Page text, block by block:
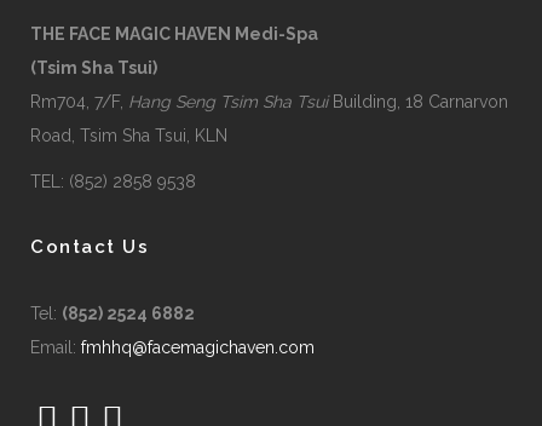
THE FACE MAGIC HAVEN Medi-Spa
(Tsim Sha Tsui)
Rm704, 7/F, Hang Seng Tsim Sha TsuiBuilding, 18 Carnarvon
Road, Tsim Sha Tsui, KLN
TEL: (852) 2858 9538
Contact Us
Tel: (852) 2524 6882
Email: fmhhq@facemagichaven.com